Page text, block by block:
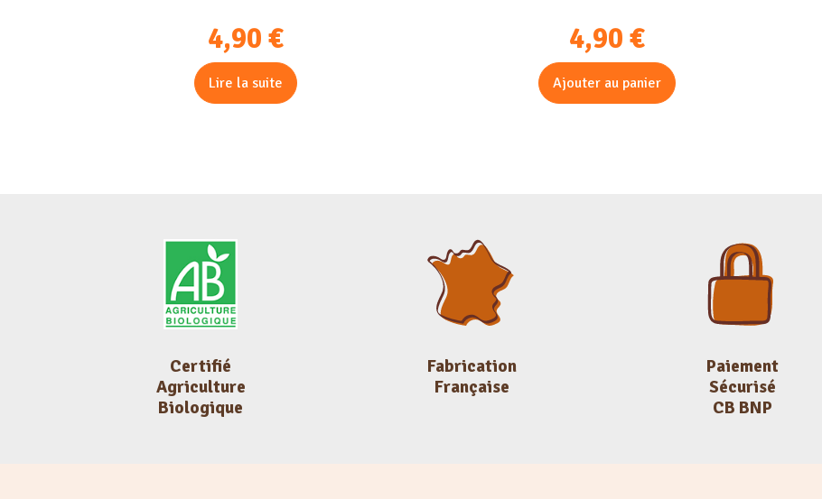
4,90 €
Lire la suite
4,90 €
Ajouter au panier
Certifié
Agriculture
Biologique
Fabrication
Française
Paiement
Sécurisé
CB BNP